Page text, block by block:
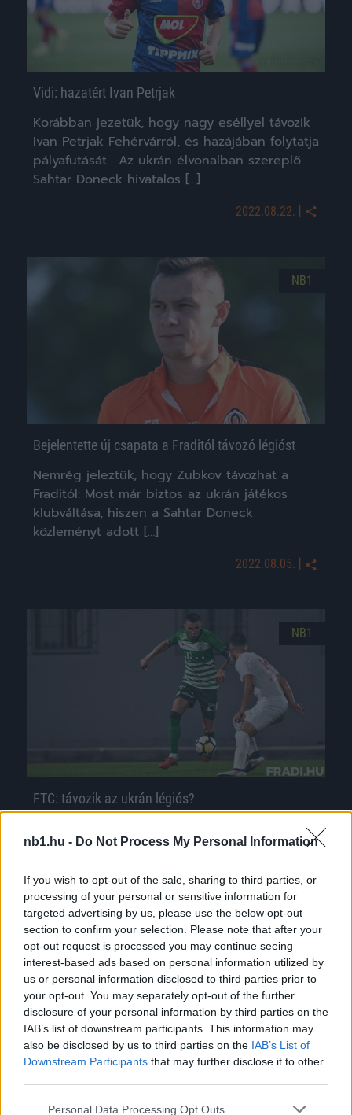
nb1.hu - Do Not Process My Personal Information
If you wish to opt-out of the sale, sharing to third parties, or
processing of your personal or sensitive information for
targeted advertising by us, please use the below opt-out
section to confirm your selection. Please note that after your
opt-out request is processed you may continue seeing
interest-based ads based on personal information utilized by
us or personal information disclosed to third parties prior to
your opt-out. You may separately opt-out of the further
disclosure of your personal information by third parties on the
IAB’s list of downstream participants. This information may
also be disclosed by us to third parties on the IAB’s List of
Downstream Participants that may further disclose it to other
Please note that this website/app uses one or more Google
Personal Data Processing Opt Outs
Vidi: hazatért Ivan Petrjak
Korábban jezetük, hogy nagy eséllyel távozik
Ivan Petrjak Fehérvárról, és hazájában folytatja
pályafutását. Az ukrán élvonalban szereplő
Sahtar Doneck hivatalos […]
2022.08.22. |
NB1
Bejelentette új csapata a Fraditól távozó légióst
Nemrég jeleztük, hogy Zubkov távozhat a
Fraditól: Most már biztos az ukrán játékos
klubváltása, hiszen a Sahtar Doneck
közleményt adott […]
2022.08.05. |
NB1
FTC: távozik az ukrán légiós?
Az Index értesülése szerint távozik a Fraditól
Olekszandr Zubkov. A portál cikkéből kiderül,
[…]
2022.08.05. |
NB1